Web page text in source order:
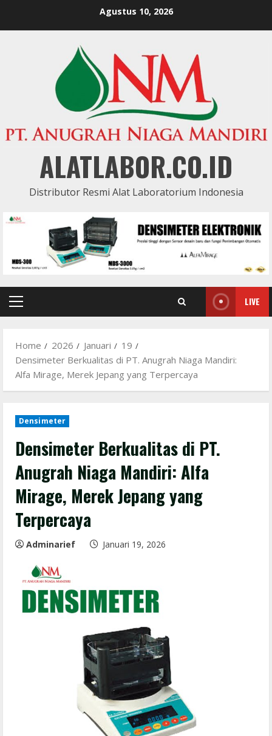
Agustus 10, 2026
ALATLABOR.CO.ID
Distributor Resmi Alat Laboratorium Indonesia
Primary
LIVE
Home 2026 Januari
19
Densimeter Berkualitas di PT. Anugrah Niaga Mandiri:
Alfa Mirage, Merek Jepang yang Terpercaya
Densimeter
Densimeter Berkualitas di PT.
Anugrah Niaga Mandiri: Alfa
Mirage, Merek Jepang yang
Terpercaya
Adminarief Januari 19, 2026